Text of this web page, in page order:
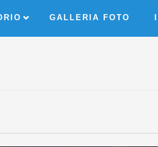
GALLERIA FOTO